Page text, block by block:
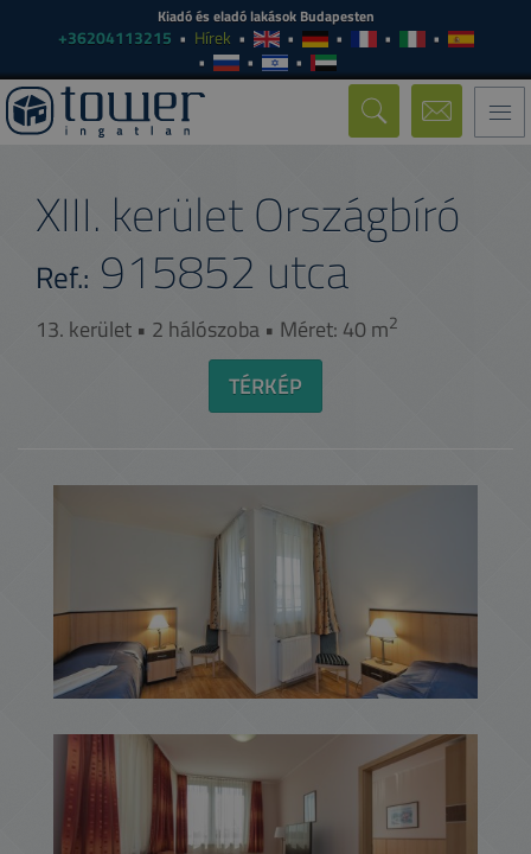
Kiadó és eladó lakások Budapesten
+36204113215 Hírek
XIII. kerület Országbíró
utca
Ref.: 915852
13. kerület • 2 hálószoba • Méret: 40 m2
TÉRKÉP